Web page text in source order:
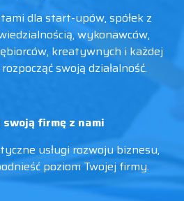
dla start-upów, spółek z
wykonawców,
kreatywnych i każdej
swoją działalność.
firmę z nami
usługi rozwoju biznesu,
poziom Twojej firmy.